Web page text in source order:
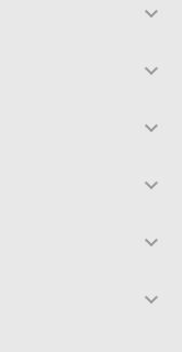





